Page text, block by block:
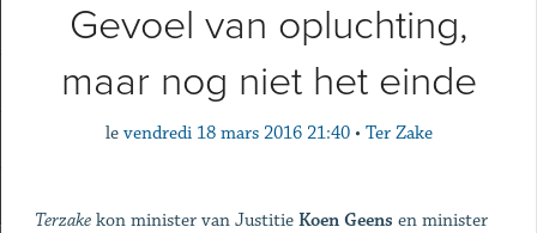
Gevoel van opluchting,
maar nog niet het einde
le vendredi 18 mars 2016 21:40 • Ter Zake
Terzakekon minister van Justitie Koen Geens en minister